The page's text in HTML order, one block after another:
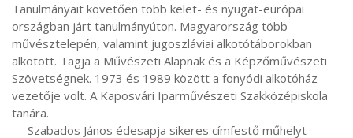
Tanulmányait követően több kelet- és nyugat-európai
országban járt tanulmányúton. Magyarország több
művésztelepén, valamint jugoszláviai alkotótáborokban
alkotott. Tagja a Művészeti Alapnak és a Képzőművészeti
Szövetségnek. 1973 és 1989 között a fonyódi alkotóház
vezetője volt. A Kaposvári Iparművészeti Szakközépiskola
tanára.